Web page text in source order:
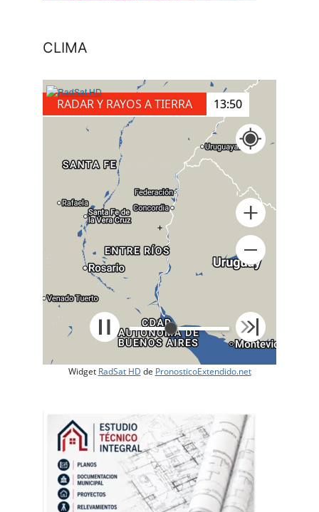
CLIMA
RADAR Y RAYOS A TIERRA 14:10
+
Widget RadSat HD de PronosticoExtendido.net